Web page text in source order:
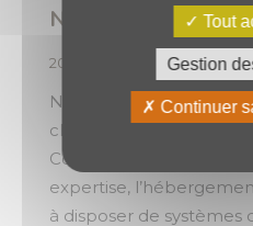
Ne cherchez pas
2024 Par
Nous sommes en
charge l’hébergement
Comme nos clients,
expertise,
à disposer de systèmes
Tout
Gestion
Continuer